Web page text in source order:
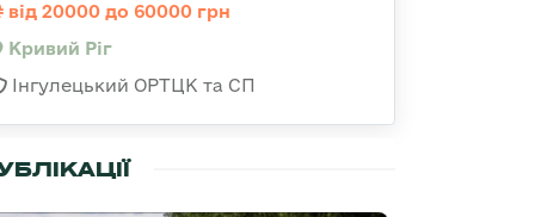
від 20000 до 60000 грн
Кривий Ріг
Інгулецький ОРТЦК та СП